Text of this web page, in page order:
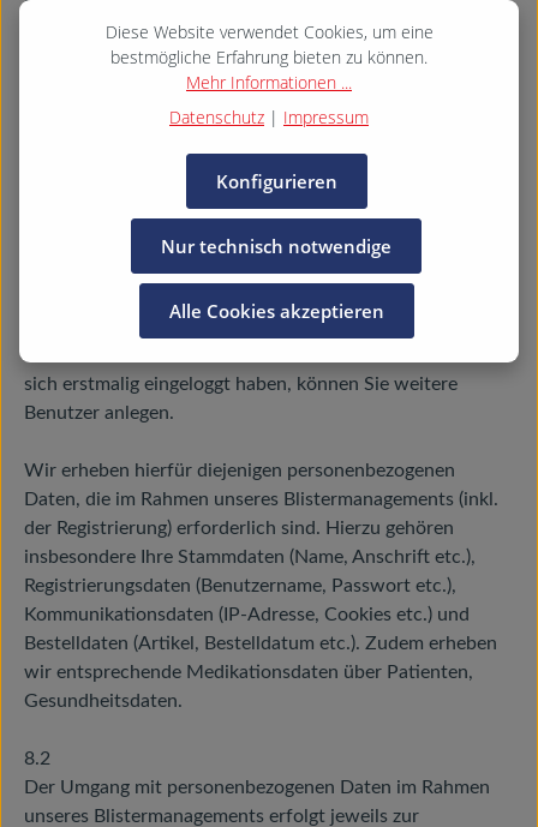
abgelegt. Wir haben dabei unseren eigenen Schlüssel.
Dritte haben somit keine Möglichkeit, diese Daten
einzusehen oder zu nutzen. Durch den Einsatz modernster
Sicherheitssysteme ist für den größtmöglichen Schutz der
Dienstleistung sind verschlüsselt.
8. Blistermanagement.connect
uns nach Ihrer Registrierung einen entsprechenden Link,
sich erstmalig eingeloggt haben, können Sie weitere
Benutzer anlegen.
Wir erheben hierfür diejenigen personenbezogenen
Daten, die im Rahmen unseres Blistermanagements (inkl.
der Registrierung) erforderlich sind. Hierzu gehören
insbesondere Ihre Stammdaten (Name, Anschrift etc.),
Registrierungsdaten (Benutzername, Passwort etc.),
Kommunikationsdaten (IP-Adresse, Cookies etc.) und
Bestelldaten (Artikel, Bestelldatum etc.). Zudem erheben
wir entsprechende Medikationsdaten über Patienten,
Gesundheitsdaten.
8.2
Der Umgang mit personenbezogenen Daten im Rahmen
unseres Blistermanagements erfolgt jeweils zur
Diese Website verwendet Cookies, um eine
bestmögliche Erfahrung bieten zu können.
Mehr Informationen ...
Datenschutz | Impressum
Nur technisch notwendige
Konfigurieren
Alle Cookies akzeptieren